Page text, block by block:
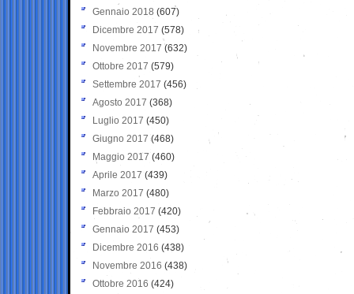
Gennaio 2018 (607)
Dicembre 2017 (578)
Novembre 2017 (632)
Ottobre 2017 (579)
Settembre 2017 (456)
Agosto 2017 (368)
Luglio 2017 (450)
Giugno 2017 (468)
Maggio 2017 (460)
Aprile 2017 (439)
Marzo 2017 (480)
Febbraio 2017 (420)
Gennaio 2017 (453)
Dicembre 2016 (438)
Novembre 2016 (438)
Ottobre 2016 (424)